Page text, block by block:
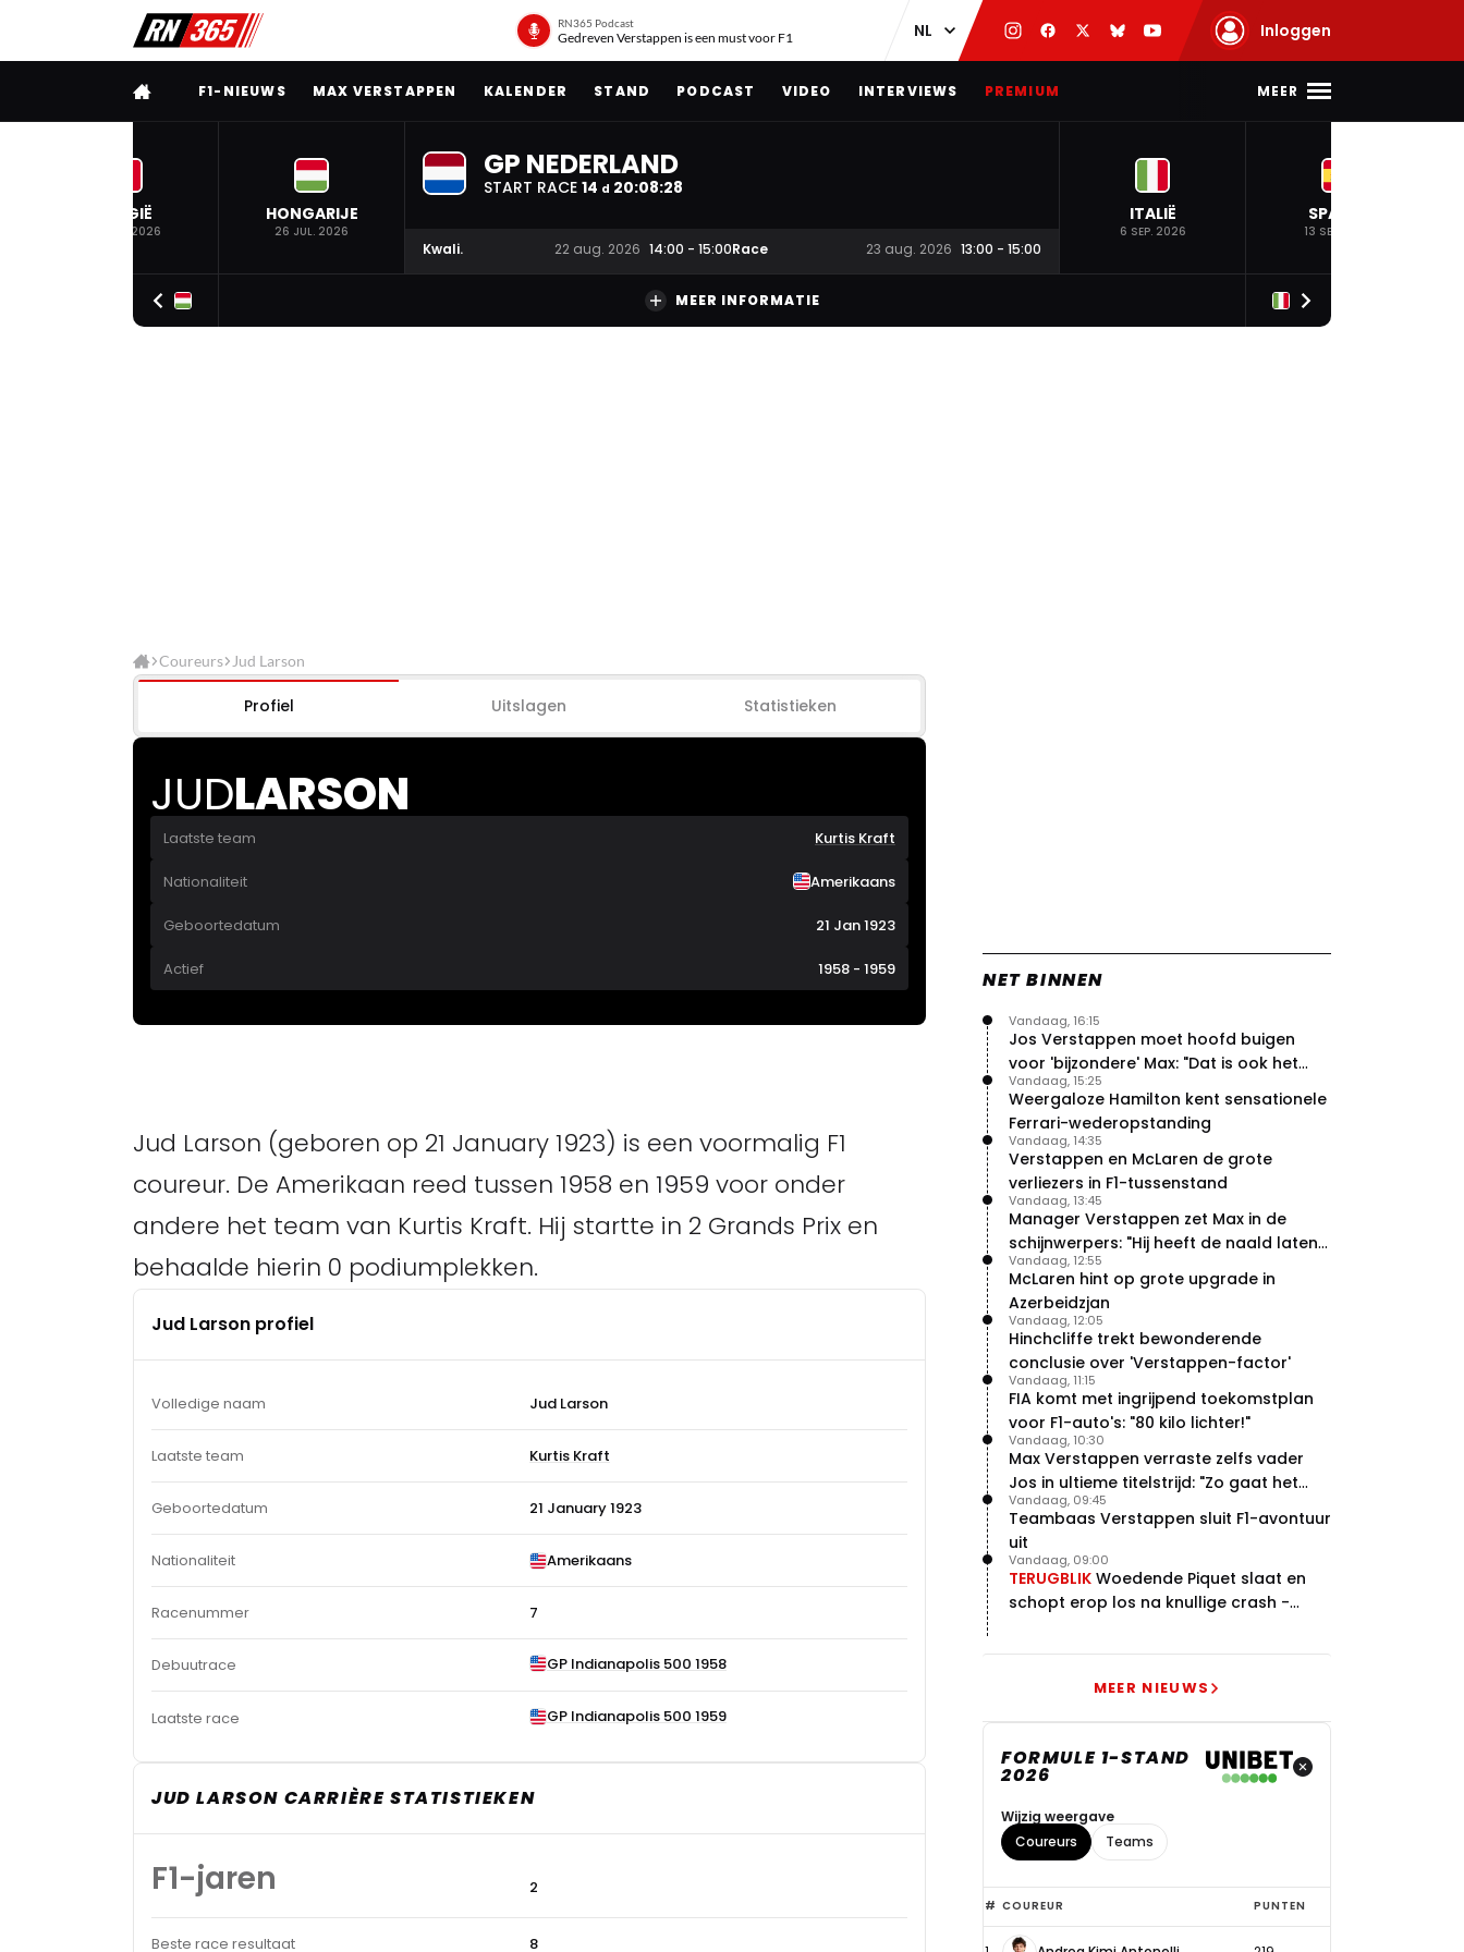
RN365 Podcast
Gedreven Verstappen is een must voor F1 Inloggen
VOLLEDIG MENU
F1-NIEUWS MAX VERSTAPPEN KALENDER STAND PODCAST VIDEO INTERVIEWS PREMIUM MEER
BELGIË
19 JUL. 2026
HONGARIJE
26 JUL. 2026
GP NEDERLAND
START RACE 14 d 20:08:28
Kwali. 22 aug. 2026 14:00 - 15:00Race 23 aug. 2026 13:00 - 15:00
ITALIË
6 SEP. 2026
SPANJE
13 SEP. 2026
MEER INFORMATIE
Coureurs Jud Larson
Profiel Uitslagen Statistieken
JUDLARSON
Laatste team Kurtis Kraft
Nationaliteit Amerikaans
Geboortedatum 21 Jan 1923
Actief 1958 - 1959
Jud Larson (geboren op 21 January 1923) is een voormalig F1
coureur. De Amerikaan reed tussen 1958 en 1959 voor onder
andere het team van Kurtis Kraft. Hij startte in 2 Grands Prix en
behaalde hierin 0 podiumplekken.
Jud Larson profiel
Volledige naam Jud Larson
Laatste team Kurtis Kraft
Geboortedatum 21 January 1923
Nationaliteit Amerikaans
Racenummer 7
Debuutrace GP Indianapolis 500 1958
Laatste race GP Indianapolis 500 1959
JUD LARSON CARRIÈRE STATISTIEKEN
F1-jaren 2
Beste race resultaat 8
NET BINNEN
Jos Verstappen moet hoofd buigen
voor 'bijzondere' Max: "Dat is ook het
probleem!"
Vandaag, 16:15
Weergaloze Hamilton kent sensationele
Ferrari-wederopstanding
Vandaag, 15:25
Verstappen en McLaren de grote
verliezers in F1-tussenstand
Vandaag, 14:35
Manager Verstappen zet Max in de
schijnwerpers: "Hij heeft de naald laten
bewegen"
Vandaag, 13:45
McLaren hint op grote upgrade in
Azerbeidzjan
Vandaag, 12:55
Hinchcliffe trekt bewonderende
conclusie over 'Verstappen-factor'
Vandaag, 12:05
FIA komt met ingrijpend toekomstplan
voor F1-auto's: "80 kilo lichter!"
Vandaag, 11:15
Max Verstappen verraste zelfs vader
Jos in ultieme titelstrijd: "Zo gaat het
altijd!"
Vandaag, 10:30
Teambaas Verstappen sluit F1-avontuur
uit
Vandaag, 09:45
TERUGBLIK Woedende Piquet slaat en
schopt erop los na knullige crash -
Vandaag, 09:00
MEER NIEUWS
FORMULE 1-STAND
2026
Wijzig weergave
Coureurs
Teams
Top
6
# COUREUR PUNTEN